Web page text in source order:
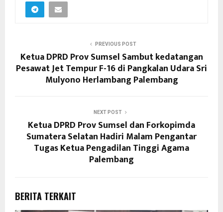
PREVIOUS POST
Ketua DPRD Prov Sumsel Sambut kedatangan
Pesawat Jet Tempur F-16 di Pangkalan Udara Sri
Mulyono Herlambang Palembang
NEXT POST
Ketua DPRD Prov Sumsel dan Forkopimda
Sumatera Selatan Hadiri Malam Pengantar
Tugas Ketua Pengadilan Tinggi Agama
Palembang
BERITA TERKAIT